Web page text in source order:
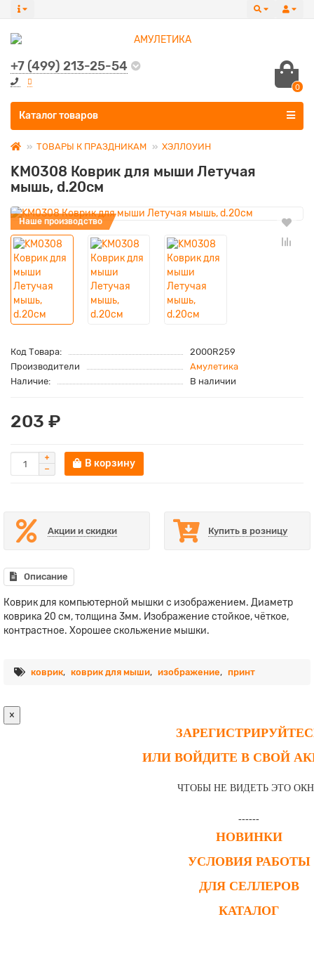
+7 (499) 213-25-54
0
Все категории
Каталог товаров
ТОВАРЫ К ПРАЗДНИКАМ ХЭЛЛОУИН
KM0308 Коврик для мыши Летучая
мышь, d.20см
Наше производство
Код Товара:
2000R259
Производители
Амулетика
Наличие:
В наличии
203 ₽
В корзину
Акции и скидки Купить в розницу
Описание
Коврик для компьютерной мышки с изображением. Диаметр
коврика 20 см, толщина 3мм. Изображение стойкое, чёткое,
контрастное. Хорошее скольжение мышки.
коврик, коврик для мыши, изображение, принт
×
ИЛИ ВОЙДИТЕ В СВОЙ
ЧТОБЫ НЕ ВИДЕТЬ ЭТО
------
НОВИНКИ
УСЛОВИЯ РАБОТЫ
ДЛЯ СЕЛЛЕРОВ
КАТАЛОГ